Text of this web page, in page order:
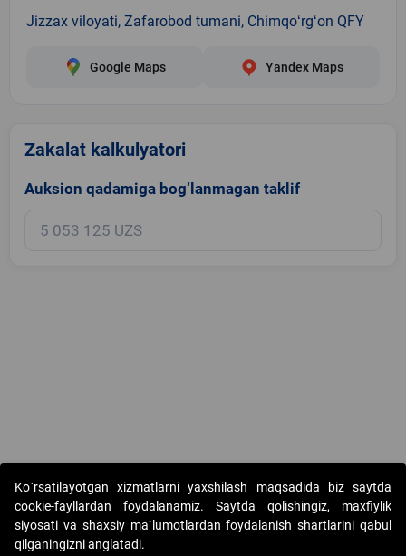
Jizzax viloyati, Zafarobod tumani, Chimqoʻrgʻon QFY
Google Maps Yandex Maps
Zakalat kalkulyatori
Auksion qadamiga bog‘lanmagan taklif
Copyright © 2017-2026. "Elektron onlayn-auksionlarni tashkil etish"
AJ. Barcha huquqlar himoyalangan
Ko`rsatilayotgan xizmatlarni yaxshilash maqsadida biz saytda
cookie-fayllardan foydalanamiz. Saytda qolishingiz, maxfiylik
siyosati va shaxsiy ma`lumotlardan foydalanish shartlarini qabul
qilganingizni anglatadi.